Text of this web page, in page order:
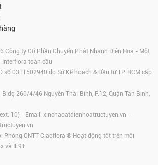
Công ty Cổ Phần Chuyển Phát Nhanh Điện Hoa - Một
toàn cầu
số 0311502940 do Sở Kế hoạch & Đầu tư TP. HCM cấp
260/4/46 Nguyễn Thái Bình, P.12, Quận Tân Bình,
10) - Email: xinchaoatdienhoatructuyen.vn -
Phòng CNTT Ciaoflora ® Hoạt động tốt trên môi
và IE9+